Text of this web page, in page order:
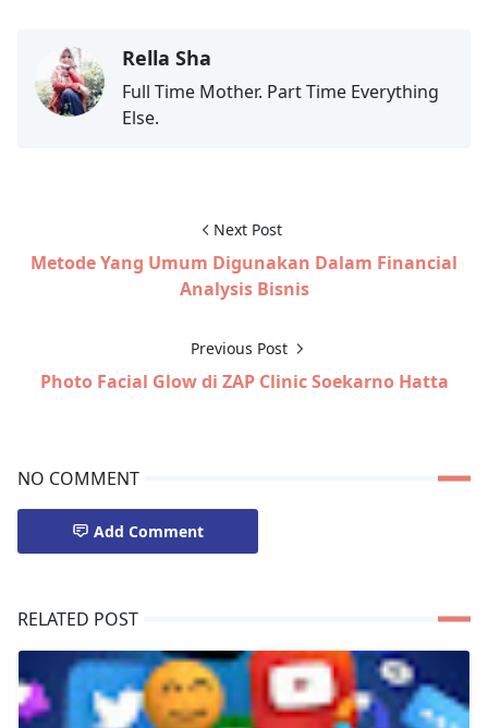
Rella Sha
Full Time Mother. Part Time Everything
Else.
Next Post
Metode Yang Umum Digunakan Dalam Financial
Analysis Bisnis
Previous Post
Photo Facial Glow di ZAP Clinic Soekarno Hatta
NO COMMENT
Add Comment
RELATED POST